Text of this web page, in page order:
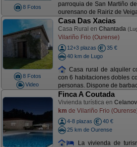
8 Fotos
parroquia de San Martiño
ourensano de Rairiz de
8 Fotos
Video
Casa Das Xacias
Casa Rural en Chantada
Vilariño Frio (Ourense)
12+3 plazas
35 €
40 km de Lugo
Casa rural de alquiler
con 6 habitaciones dobles
personas. Dispone de
Finca A Coutada
Vivienda turística en
km de Vilariño Frio
4-8 plazas
40 €
25 km de Ourense
La vivienda de